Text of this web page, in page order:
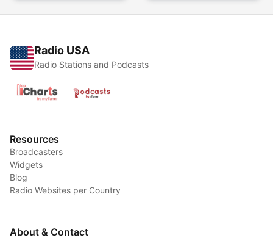
Radio USA
Radio Stations and Podcasts
Resources
Broadcasters
Widgets
Blog
Radio Websites per Country
About & Contact